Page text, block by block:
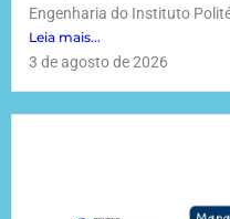
Engenharia do Instituto
Leia mais...
3 de agosto de 2026